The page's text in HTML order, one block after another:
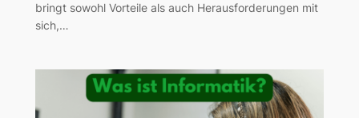
bringt sowohl Vorteile als auch Herausforderungen mit
sich,…